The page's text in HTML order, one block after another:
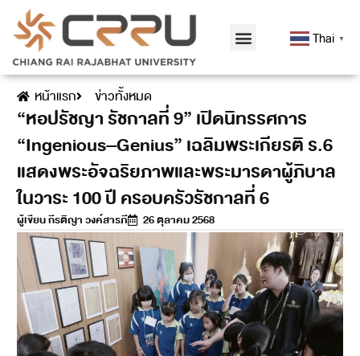
Thai ▼
หน้าแรก ข่าวทั้งหมด
“หอปรัชญา รัชกาลที่ 9” เปิดนิทรรศการ
“Ingenious–Genius” เฉลิมพระเกียรติ ร.6
แสดงพระอัจฉริยภาพและพระมารดาผู้ภิบาล
ในวาระ 100 ปี ครอบครัวรัชกาลที่ 6
ผู้เขียนกีรติญา วงค์สารภี 26 ตุลาคม 2568